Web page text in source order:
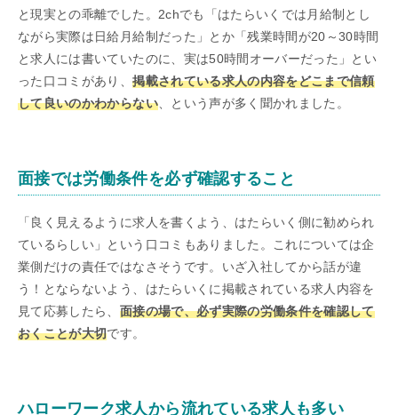
と現実との乖離でした。2chでも「はたらいくでは月給制とし
ながら実際は日給月給制だった」とか「残業時間が20～30時間
と求人には書いていたのに、実は50時間オーバーだった」とい
った口コミがあり、掲載されている求人の内容をどこまで信頼
して良いのかわからない、という声が多く聞かれました。
面接では労働条件を必ず確認すること
「良く見えるように求人を書くよう、はたらいく側に勧められ
ているらしい」という口コミもありました。これについては企
業側だけの責任ではなさそうです。いざ入社してから話が違
う！とならないよう、はたらいくに掲載されている求人内容を
見て応募したら、 面接の場で、必ず実際の労働条件を確認して
おくことが大切です。
ハローワーク求人から流れている求人も多い